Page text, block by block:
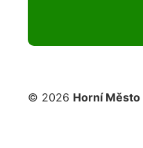
© 2026 Horní Město